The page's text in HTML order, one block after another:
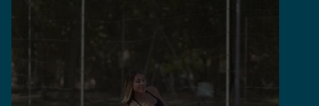
Magie, Akrobatik, aktuelle Musik, Shows mit
Prominenten aus dem Reality-TV oder den 80er
Jahren: Familienunterhaltung, die Kinder- und